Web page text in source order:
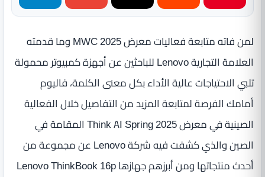
لمن فاته متابعة فعاليات معرض MWC 2025 وما قدمته
العلامة التجارية Lenovo للباحثين عن أجهزة كمبيوتر محمولة
تلبي الاحتياجات عالية الأداء بكل معنى الكلمة، فاليوم
أمامك الفرصة لمتابعة المزيد من التفاصيل خلال الفعالية
الصينية في معرض Think AI Spring 2025 المقامة في
الصين والذي كشفت فيه شركة Lenovo عن مجموعة من
أحدث منتجاتها ومن أبرزهم جهازها Lenovo ThinkBook 16p